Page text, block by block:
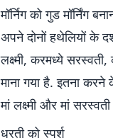
मॉर्निग को गुड
अपने दोनों हथेलियों के
लक्ष्मी, करमध्ये
माना गया है. इतना
मां लक्ष्मी और मां
धरती को स्पर्श